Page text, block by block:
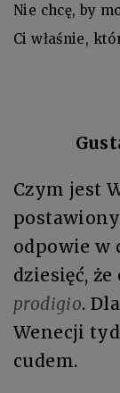
Nie chcę, by
Ci właśnie,
Czym jest
odpowie w
dziesięć, że
prodigio.
Wenecji
cudem.